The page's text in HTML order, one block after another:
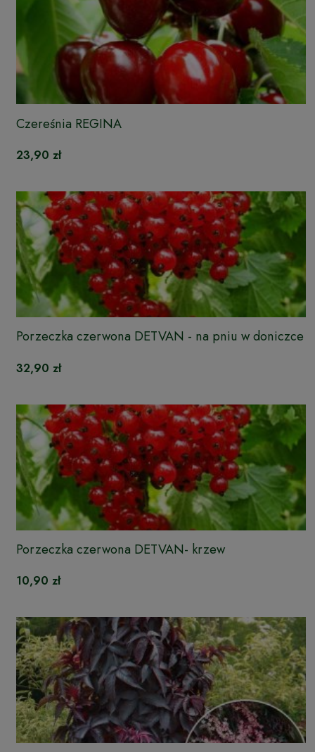
Czereśnia REGINA
23,90 zł
Porzeczka czerwona DETVAN - na pniu w doniczce
32,90 zł
Porzeczka czerwona DETVAN- krzew
10,90 zł